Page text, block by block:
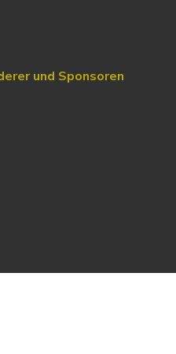
und Sponsoren